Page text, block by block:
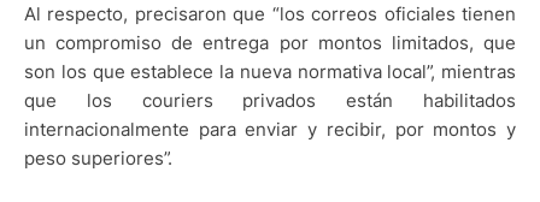
Al respecto, precisaron que “los correos oficiales tienen
un compromiso de entrega por montos limitados, que
son los que establece la nueva normativa local”, mientras
que los couriers privados están habilitados
internacionalmente para enviar y recibir, por montos y
peso superiores”.